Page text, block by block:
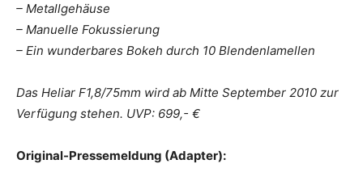
– Metallgehäuse
– Manuelle Fokussierung
– Ein wunderbares Bokeh durch 10 Blendenlamellen
Das Heliar F1,8/75mm wird ab Mitte September 2010 zur
Verfügung stehen. UVP: 699,- €
Original-Pressemeldung (Adapter):